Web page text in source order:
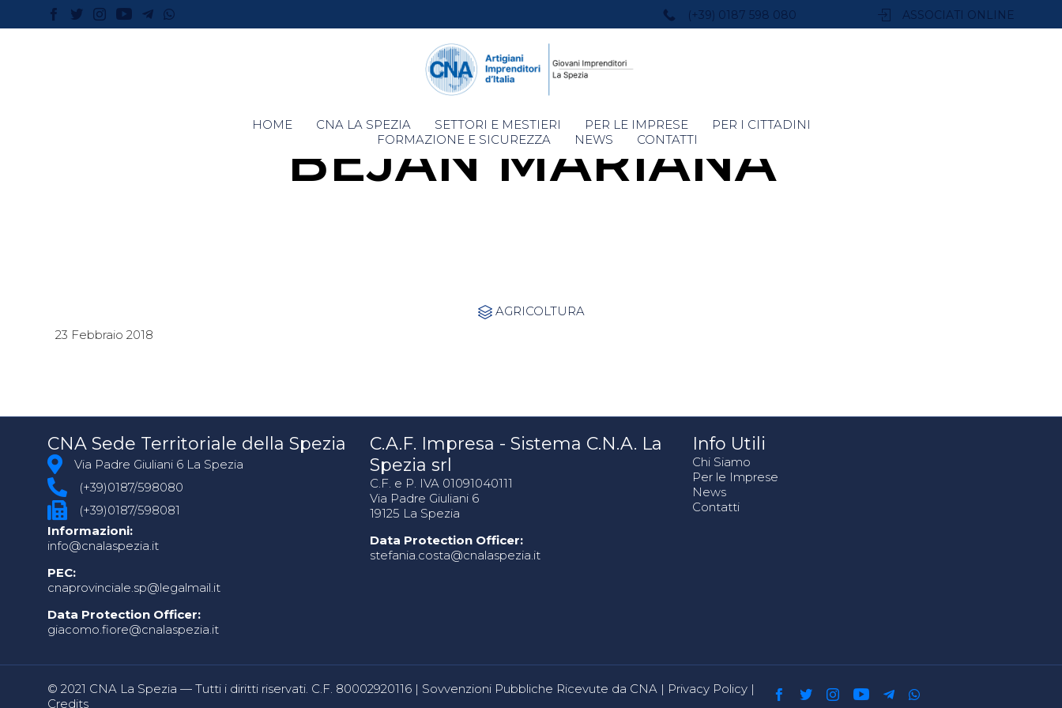
(+39) 0187 598 080 ASSOCIATI ONLINE
Skip
to
HOME CNA LA SPEZIA SETTORI E MESTIERI PER LE IMPRESE
PER I CITTADINI
FORMAZIONE E SICUREZZA
NEWS CONTATTI
BEJAN MARIANA
 Category
AGRICOLTURA
23 Febbraio 2018
CNA Sede Territoriale della Spezia
Via Padre Giuliani 6 La Spezia
(+39)0187/598080
(+39)0187/598081
Informazioni:
info@cnalaspezia.it
PEC:
cnaprovinciale.sp@legalmail.it
Data Protection Officer:
giacomo.fiore@cnalaspezia.it
C.A.F. Impresa - Sistema C.N.A. La
Spezia srl
C.F. e P. IVA 01091040111
Via Padre Giuliani 6
19125 La Spezia
Data Protection Officer:
stefania.costa@cnalaspezia.it
Info Utili
Chi Siamo
Per le Imprese
News
Contatti
© 2021 CNA La Spezia — Tutti i diritti riservati. C.F. 80002920116 | Sovvenzioni Pubbliche Ricevute da CNA | Privacy Policy |
Credits